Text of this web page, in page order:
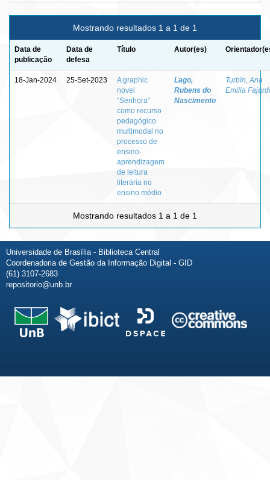
Mostrando resultados 1 a 1 de 1
Data de
publicação
Data de
defesa
Título Autor(es)
18-Jan-2024 25-Set-2023
A graphic
novel
“Senhora”
como recurso
pedagógico
multimodal no
processo de
ensino-
aprendizagem
de leitura
literária no
ensino médio
Lago,
Rubens do
Nascimento
Turbin, Ana
Emilia
Mostrando resultados 1 a 1 de 1
Universidade de Brasília - Biblioteca Central
Coordenadoria de Gestão da Informação Digital - GID
(61) 3107-2683
repositorio@unb.br